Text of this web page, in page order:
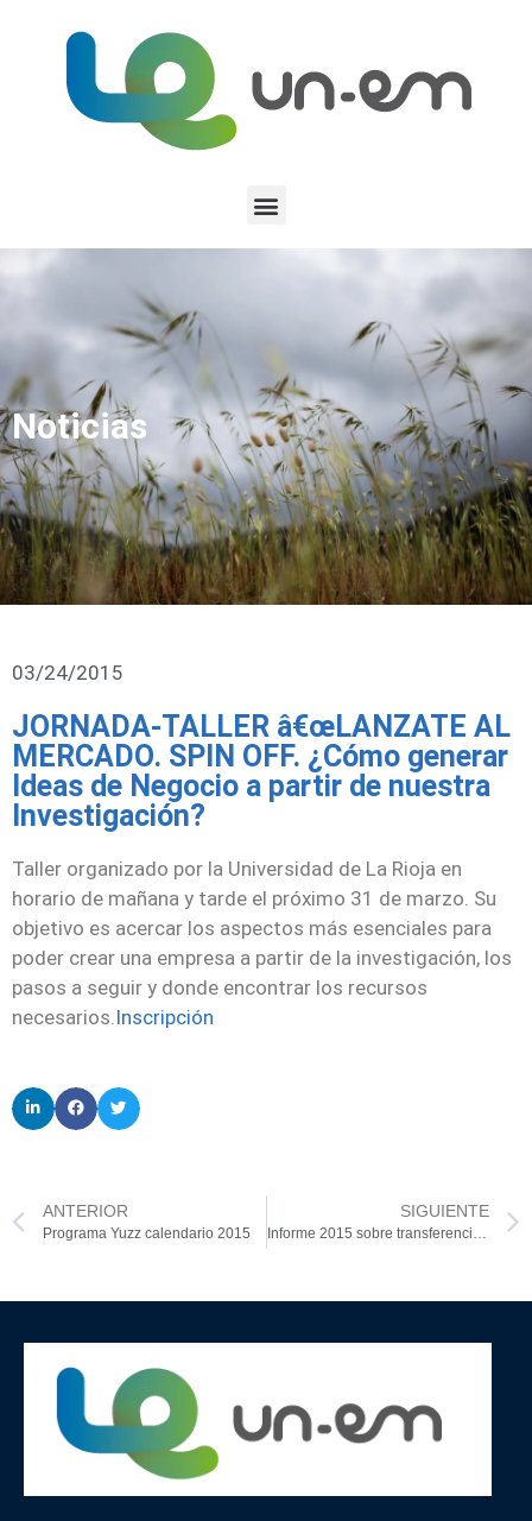
Noticias
03/24/2015
JORNADA-TALLER â€œLANZATE AL
MERCADO. SPIN OFF. ¿Cómo generar
Ideas de Negocio a partir de nuestra
Investigación?
Taller organizado por la Universidad de La Rioja en
horario de mañana y tarde el próximo 31 de marzo. Su
objetivo es acercar los aspectos más esenciales para
poder crear una empresa a partir de la investigación, los
pasos a seguir y donde encontrar los recursos
necesarios.Inscripción
ANTERIOR
Programa Yuzz calendario 2015
SIGUIENTE